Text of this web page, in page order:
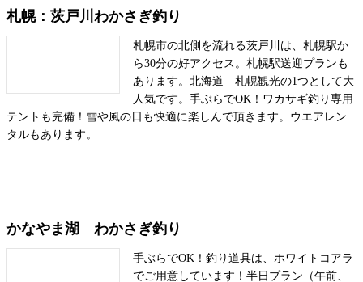
札幌：茨戸川わかさぎ釣り
札幌市の北側を流れる茨戸川は、札幌駅か
ら30分の好アクセス。札幌駅送迎プランも
あります。北海道 札幌観光の1つとして大
人気です。手ぶらでOK！ワカサギ釣り専用
テントも完備！雪や風の日も快適に楽しんで頂きます。ウエアレン
タルもあります。
かなやま湖 わかさぎ釣り
手ぶらでOK！釣り道具は、ホワイトコアラ
でご用意しています！半日プラン（午前、